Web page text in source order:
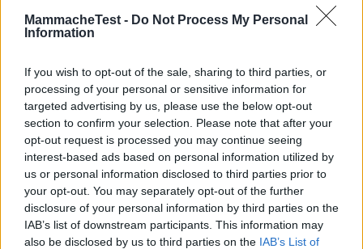
MammacheTest - Do Not Process My Personal
Information
If you wish to opt-out of the sale, sharing to third parties, or
processing of your personal or sensitive information for
targeted advertising by us, please use the below opt-out
section to confirm your selection. Please note that after your
opt-out request is processed you may continue seeing
interest-based ads based on personal information utilized by
us or personal information disclosed to third parties prior to
your opt-out. You may separately opt-out of the further
disclosure of your personal information by third parties on the
IAB’s list of downstream participants. This information may
also be disclosed by us to third parties on the IAB’s List of
Scopri anche
Canzoni per Piccoli
Passi
FABA
16 Recensioni
Categoria:Giochi Elettronici e Interattivi